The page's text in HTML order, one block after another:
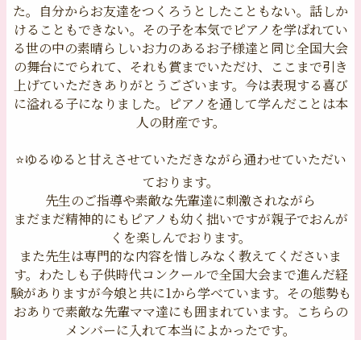
た。自分からお友達をつくろうとしたこともない。話しか
けることもできない。その子を本気でピアノを学ばれてい
る世の中の素晴らしいお力のあるお子様達と同じ全国大会
の舞台にでられて、それも賞までいただけ、ここまで引き
上げていただきありがとうございます。今は表現する喜び
に溢れる子になりました。ピアノを通して学んだことは本
人の財産です。
⭐️ゆるゆると甘えさせていただきながら通わせていただい
ております。
先生のご指導や素敵な先輩達に刺激されながら
まだまだ精神的にもピアノも幼く拙いですが親子でおんが
くを楽しんでおります。
また先生は専門的な内容を惜しみなく教えてくださいま
す。わたしも子供時代コンクールで全国大会まで進んだ経
験がありますが今娘と共に1から学べています。その態勢も
おありで素敵な先輩ママ達にも囲まれています。こちらの
メンバーに入れて本当によかったです。